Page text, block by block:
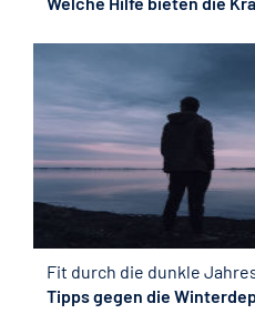
Fit durch die dunkle
Tipps gegen die